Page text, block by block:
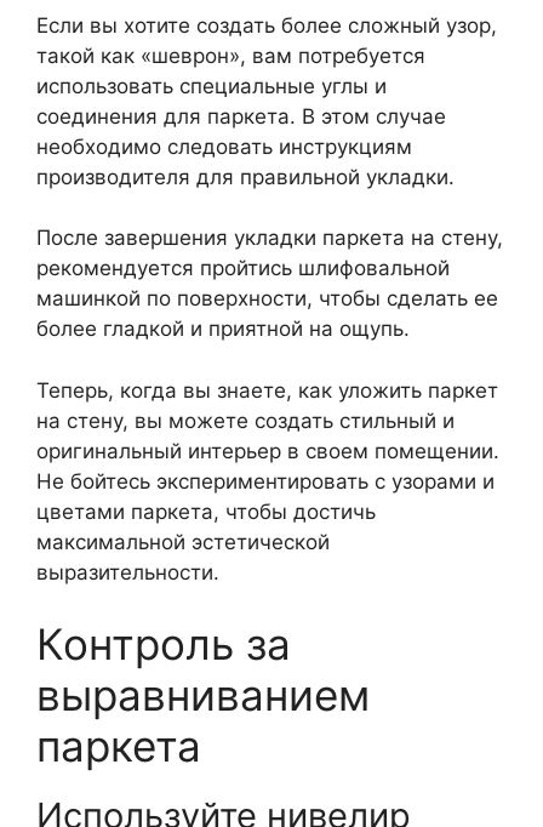
Если вы хотите создать более сложный узор,
такой как «шеврон», вам потребуется
использовать специальные углы и
соединения для паркета. В этом случае
необходимо следовать инструкциям
производителя для правильной укладки.
После завершения укладки паркета на стену,
рекомендуется пройтись шлифовальной
машинкой по поверхности, чтобы сделать ее
более гладкой и приятной на ощупь.
Теперь, когда вы знаете, как уложить паркет
на стену, вы можете создать стильный и
оригинальный интерьер в своем помещении.
Не бойтесь экспериментировать с узорами и
цветами паркета, чтобы достичь
максимальной эстетической
выразительности.
Контроль за
выравниванием
паркета
Используйте нивелир